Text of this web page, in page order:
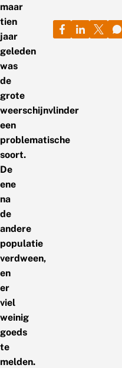
maar
tien
jaar
geleden
was
de
grote
weerschijnvlinder
een
problematische
soort.
De
ene
na
de
andere
populatie
verdween,
en
er
viel
weinig
goeds
te
melden.